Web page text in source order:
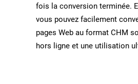
fois la conversion terminée.
vous pouvez facilement
pages Web au format CHM
hors ligne et une utilisation